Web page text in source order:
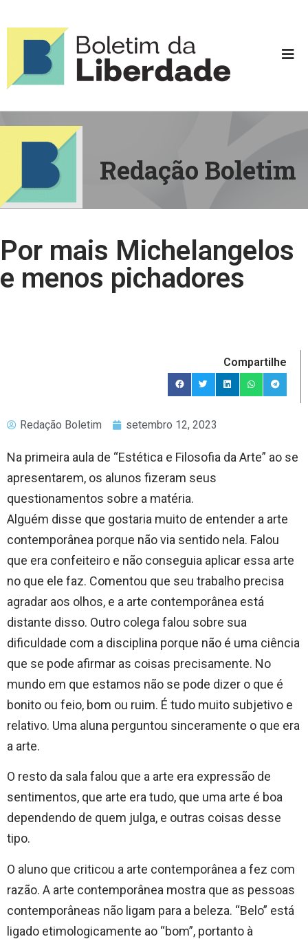
Redação Boletim
Por mais Michelangelos
e menos pichadores
Compartilhe
Redação Boletim setembro 12, 2023
Na primeira aula de “Estética e Filosofia da Arte” ao se
apresentarem, os alunos fizeram seus
questionamentos sobre a matéria.
Alguém disse que gostaria muito de entender a arte
contemporânea porque não via sentido nela. Falou
que era confeiteiro e não conseguia aplicar essa arte
no que ele faz. Comentou que seu trabalho precisa
agradar aos olhos, e a arte contemporânea está
distante disso. Outro colega falou sobre sua
dificuldade com a disciplina porque não é uma ciência
que se pode afirmar as coisas precisamente. No
mundo em que estamos não se pode dizer o que é
bonito ou feio, bom ou ruim. É tudo muito subjetivo e
relativo. Uma aluna perguntou sinceramente o que era
a arte.
O resto da sala falou que a arte era expressão de
sentimentos, que arte era tudo, que uma arte é boa
dependendo de quem julga, e outras coisas desse
tipo.
O aluno que criticou a arte contemporânea a fez com
razão. A arte contemporânea mostra que as pessoas
contemporâneas não ligam para a beleza. “Belo” está
ligado etimologicamente ao “bom”, portanto à